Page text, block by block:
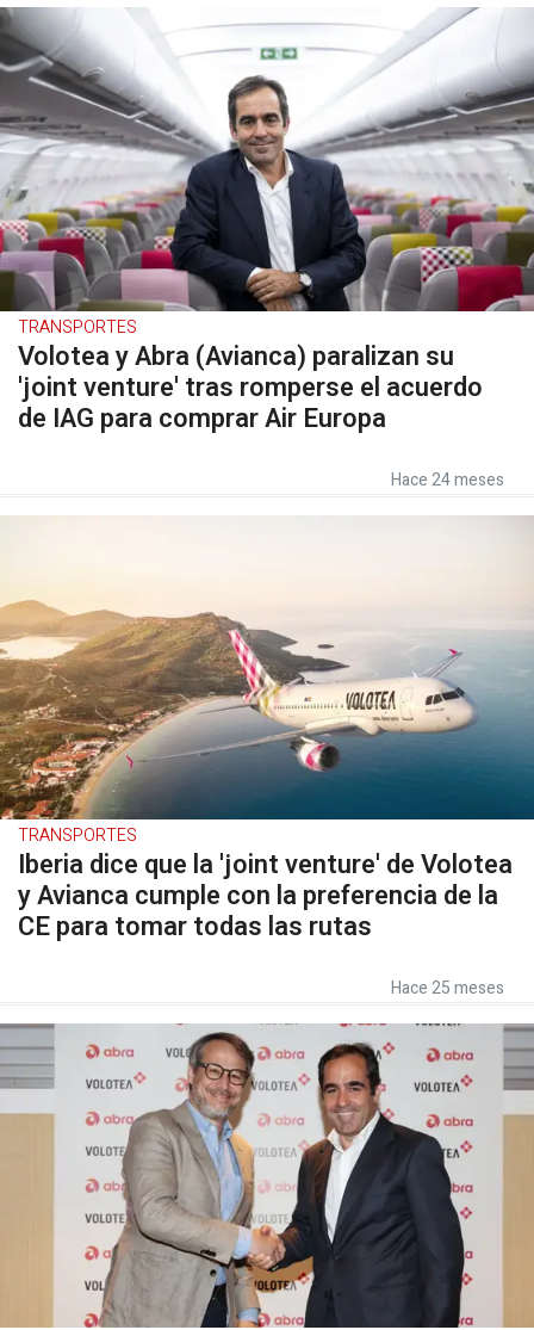
TRANSPORTES
Volotea y Abra (Avianca) paralizan su
'joint venture' tras romperse el acuerdo
de IAG para comprar Air Europa
Hace 24 meses
TRANSPORTES
Iberia dice que la 'joint venture' de Volotea
y Avianca cumple con la preferencia de la
CE para tomar todas las rutas
Hace 25 meses